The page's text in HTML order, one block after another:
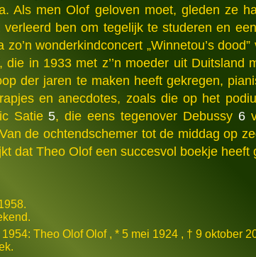
Als men Olof geloven moet, gleden ze
ben om tegelijk te studeren en
wonderkindconcert „Winnetou’s
in 1933 met z’’n moeder uit Duitsland
der jaren te maken heeft gekregen,
en anecdotes, zoals die op het
Satie5, die eens tegenover Debussy 6
de ochtendschemer tot de middag op
dat Theo Olof een succesvol boekje
Theo Olof Olof , * 5 mei 1924 , † 9 oktober